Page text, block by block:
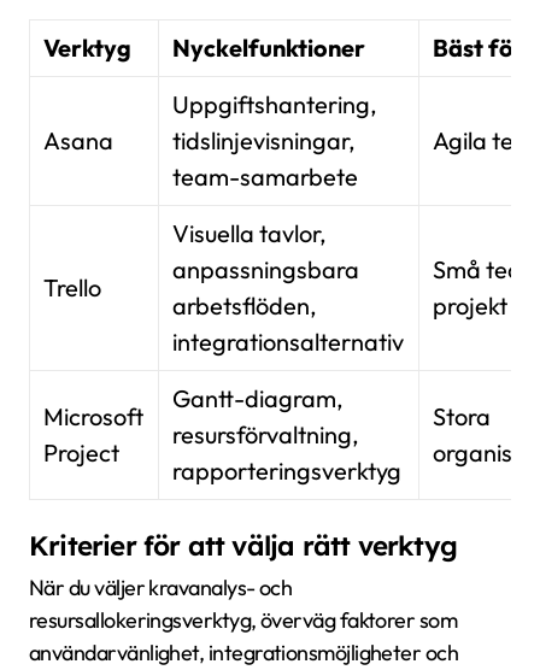
Verktyg Nyckelfunktioner Bäst för
Asana
Uppgiftshantering,
tidslinjevisningar,
team-samarbete
Agila
Trello
Visuella tavlor,
anpassningsbara
arbetsflöden,
integrationsalternativ
Små
projekt
Microsoft
Project
Gantt-diagram,
resursförvaltning,
rapporteringsverktyg
Stora
Kriterier för att välja rätt verktyg
När du väljer kravanalys- och
resursallokeringsverktyg, överväg faktorer som
användarvänlighet, integrationsmöjligheter och